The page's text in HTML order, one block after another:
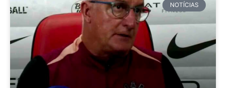
NOTÍCIAS